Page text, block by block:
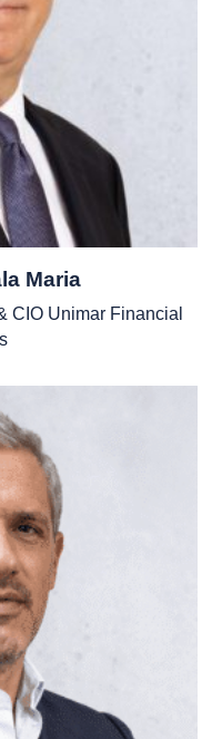
Maria
CIO Unimar Financial